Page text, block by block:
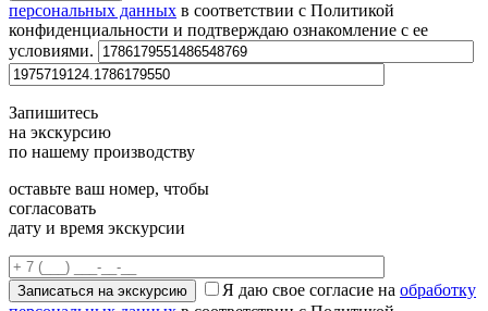
персональных данных в соответствии с Политикой
конфиденциальности и подтверждаю ознакомление с ее
условиями.
Запишитесь
на экскурсию
по нашему производству
оставьте ваш номер, чтобы
согласовать
дату и время экскурсии
Я даю свое согласие на обработку